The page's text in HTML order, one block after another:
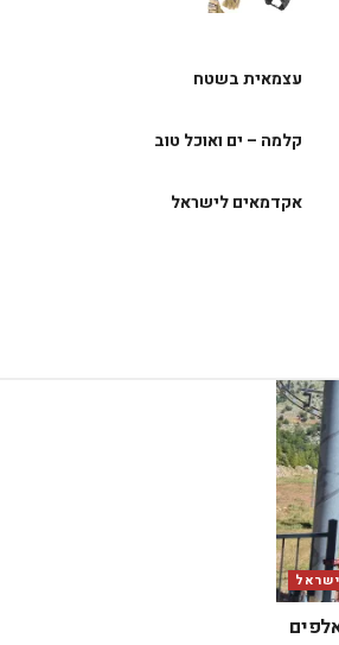
עצמאית בשטח
קלמה – ים ואוכל טוב
אקדמאים לישראל